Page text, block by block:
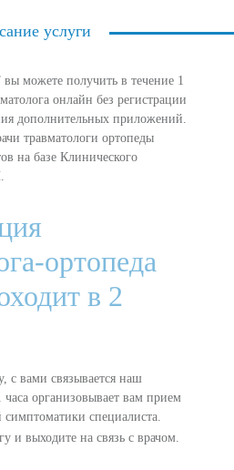
услуги
можете получить в течение 1
онлайн без регистрации
дополнительных приложений.
травматологи ортопеды
на базе Клинического
ортопеда
в 2
с вами связывается наш
организовывает вам прием
специалиста.
и выходите на связь с врачом.